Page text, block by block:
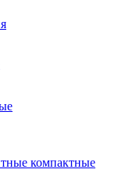
компактные